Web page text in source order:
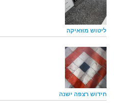
ליטוש מוזאיקה
חידוש רצפה ישנה